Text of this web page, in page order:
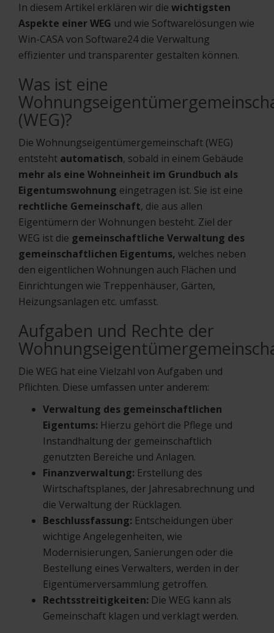
In diesem Artikel erklären wir die wichtigsten
Aspekte einer WEG und wie Softwarelösungen wie
Win-CASA von Software24 die Verwaltung
effizienter und transparenter gestalten können.
Was ist eine
(WEG)?
Die Wohnungseigentümergemeinschaft (WEG)
entsteht automatisch, sobald in einem Gebäude
mehr als eine Wohneinheit im Grundbuch als
Eigentumswohnung eingetragen ist. Sie ist eine
rechtliche Gemeinschaft, die aus allen
Eigentümern der Wohnungen besteht. Ziel der
WEG ist die gemeinschaftliche Verwaltung des
gemeinschaftlichen Eigentums, welches neben
den eigentlichen Wohnungen auch Flächen und
Einrichtungen wie Treppenhäuser, Gärten,
Heizungsanlagen etc. umfasst.
Aufgaben und Rechte der
Die WEG hat eine Vielzahl von Aufgaben und
Pflichten. Diese umfassen unter anderem:
Verwaltung des gemeinschaftlichen
Eigentums: Hierzu gehört die Pflege und
Instandhaltung der gemeinschaftlich
genutzten Bereiche und Anlagen.
Finanzverwaltung: Erstellung des
Wirtschaftsplanes, der Jahresabrechnung und
die Verwaltung der Rücklagen.
Beschlussfassung: Entscheidungen über
wichtige Angelegenheiten, wie
Modernisierungen, Sanierungen oder die
Bestellung eines Verwalters, werden in der
Eigentümerversammlung getroffen.
Rechtsstreitigkeiten: Die WEG kann als
Gemeinschaft klagen und verklagt werden.